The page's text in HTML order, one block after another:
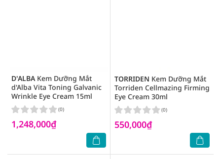
D'ALBAKem Dưỡng Mắt
d'Alba Vita Toning Galvanic
Wrinkle Eye Cream 15ml
1,248,000₫
(0)
TORRIDEN Kem Dưỡng Mắt
Torriden Cellmazing Firming
Eye Cream 30ml
550,000₫
(0)